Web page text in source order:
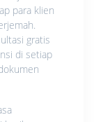
para klien
gratis
di setiap